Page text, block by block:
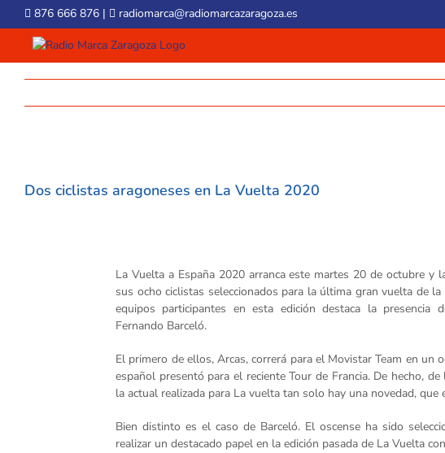
to
content
876 666 876 | radiomarca@radiomarcazaragoza.es
Image
Dos ciclistas aragoneses en La Vuelta 2020
La Vuelta a España 2020 arranca este martes 20 de octubre y
sus ocho ciclistas seleccionados para la última gran vuelta de
equipos participantes en esta edición destaca la presencia
Fernando Barceló.
El primero de ellos, Arcas, correrá para el Movistar Team en un
español presentó para el reciente Tour de Francia. De hecho,
la actual realizada para La vuelta tan solo hay una novedad, que
Bien distinto es el caso de Barceló. El oscense ha sido
realizar un destacado papel en la edición pasada de La Vuelta